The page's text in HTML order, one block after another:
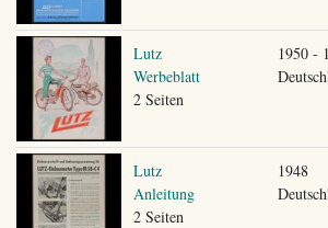
Lutz
Werbeblatt
2 Seiten
1950 -
Lutz
Anleitung
2 Seiten
1948